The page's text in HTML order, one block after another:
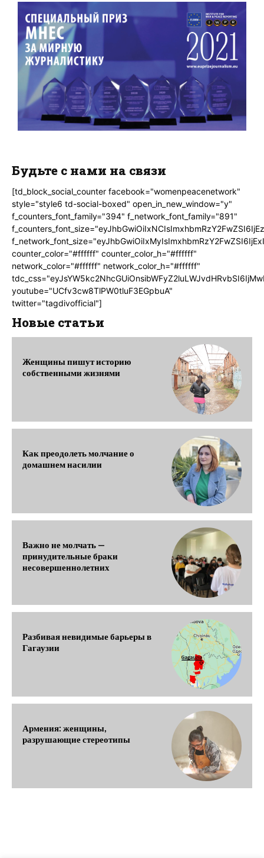
Будьте с нами на связи
[td_block_social_counter facebook="womenpeacenetwork"
style="style6 td-social-boxed" open_in_new_window="y"
f_counters_font_family="394" f_network_font_family="891"
counter_color="#ffffff" counter_color_h="#ffffff"
network_color="#ffffff" network_color_h="#ffffff"
youtube="UCfv3cw8TlPW0tluF3EGpbuA"
twitter="tagdivofficial"]
Новые статьи
Женщины пишут историю
собственными жизнями
Как преодолеть молчание о
домашнем насилии
Важно не молчать —
принудительные браки
несовершеннолетних
Разбивая невидимые барьеры в
Гагаузии
Армения: женщины,
разрушающие стереотипы